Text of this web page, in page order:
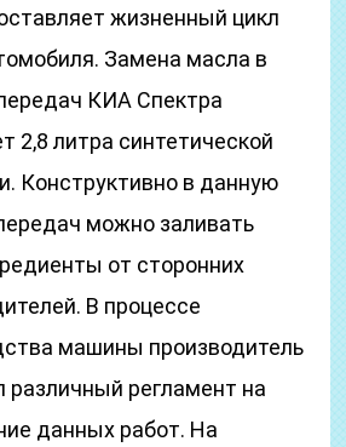
жизненный цикл
Замена масла в
КИА Спектра
2,8 литра синтетической
Конструктивно в данную
можно заливать
от сторонних
В процессе
машины производитель
различный регламент на
данных работ. На